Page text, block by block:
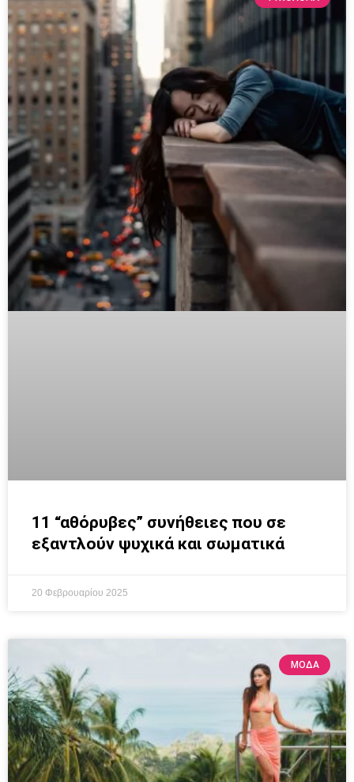
11 “αθόρυβες” συνήθειες που σε
εξαντλούν ψυχικά και σωματικά
20 Φεβρουαρίου 2025
ΜΟΔΑ